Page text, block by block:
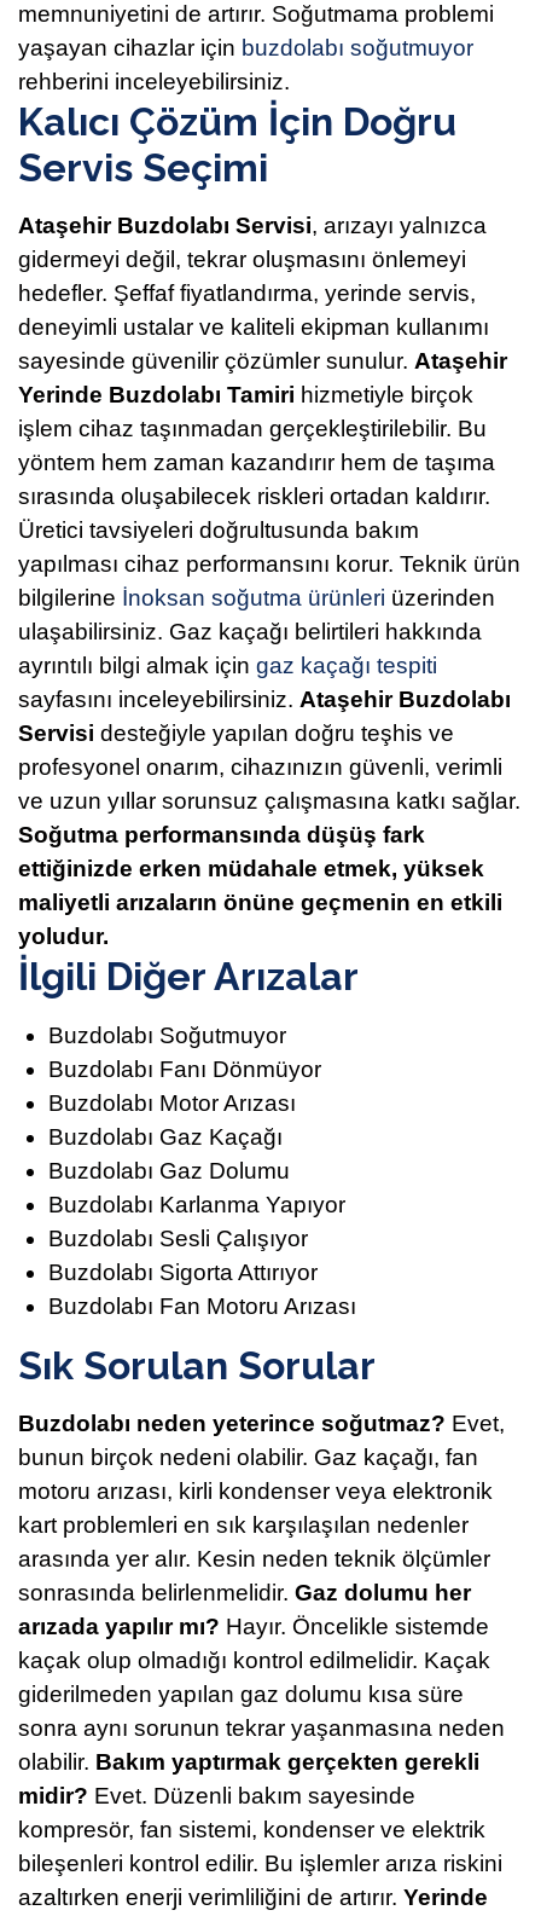
memnuniyetini de artırır. Soğutmama problemi
yaşayan cihazlar için buzdolabı soğutmuyor
rehberini inceleyebilirsiniz.
Kalıcı Çözüm İçin Doğru
Servis Seçimi
Ataşehir Buzdolabı Servisi, arızayı yalnızca
gidermeyi değil, tekrar oluşmasını önlemeyi
hedefler. Şeffaf fiyatlandırma, yerinde servis,
deneyimli ustalar ve kaliteli ekipman kullanımı
sayesinde güvenilir çözümler sunulur. Ataşehir
Yerinde Buzdolabı Tamiri hizmetiyle birçok
işlem cihaz taşınmadan gerçekleştirilebilir. Bu
yöntem hem zaman kazandırır hem de taşıma
sırasında oluşabilecek riskleri ortadan kaldırır.
Üretici tavsiyeleri doğrultusunda bakım
yapılması cihaz performansını korur. Teknik ürün
bilgilerine İnoksan soğutma ürünleri üzerinden
ulaşabilirsiniz. Gaz kaçağı belirtileri hakkında
ayrıntılı bilgi almak için gaz kaçağı tespiti
sayfasını inceleyebilirsiniz. Ataşehir Buzdolabı
Servisi desteğiyle yapılan doğru teşhis ve
profesyonel onarım, cihazınızın güvenli, verimli
ve uzun yıllar sorunsuz çalışmasına katkı sağlar.
Soğutma performansında düşüş fark
ettiğinizde erken müdahale etmek, yüksek
maliyetli arızaların önüne geçmenin en etkili
yoludur.
İlgili Diğer Arızalar
Buzdolabı Soğutmuyor
Buzdolabı Fanı Dönmüyor
Buzdolabı Motor Arızası
Buzdolabı Gaz Kaçağı
Buzdolabı Gaz Dolumu
Buzdolabı Karlanma Yapıyor
Buzdolabı Sesli Çalışıyor
Buzdolabı Sigorta Attırıyor
Buzdolabı Fan Motoru Arızası
Sık Sorulan Sorular
Buzdolabı neden yeterince soğutmaz? Evet,
bunun birçok nedeni olabilir. Gaz kaçağı, fan
motoru arızası, kirli kondenser veya elektronik
kart problemleri en sık karşılaşılan nedenler
arasında yer alır. Kesin neden teknik ölçümler
sonrasında belirlenmelidir. Gaz dolumu her
arızada yapılır mı? Hayır. Öncelikle sistemde
kaçak olup olmadığı kontrol edilmelidir. Kaçak
giderilmeden yapılan gaz dolumu kısa süre
sonra aynı sorunun tekrar yaşanmasına neden
olabilir. Bakım yaptırmak gerçekten gerekli
midir? Evet. Düzenli bakım sayesinde
kompresör, fan sistemi, kondenser ve elektrik
bileşenleri kontrol edilir. Bu işlemler arıza riskini
azaltırken enerji verimliliğini de artırır. Yerinde